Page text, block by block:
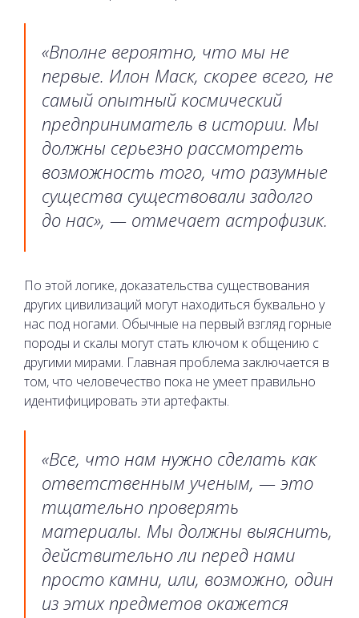
«Вполне вероятно, что мы не
первые. Илон Маск, скорее всего, не
самый опытный космический
предприниматель в истории. Мы
должны серьезно рассмотреть
возможность того, что разумные
существа существовали задолго
до нас», — отмечает астрофизик.
По этой логике, доказательства существования
других цивилизаций могут находиться буквально у
нас под ногами. Обычные на первый взгляд горные
породы и скалы могут стать ключом к общению с
другими мирами. Главная проблема заключается в
том, что человечество пока не умеет правильно
идентифицировать эти артефакты.
«Все, что нам нужно сделать как
ответственным ученым, — это
тщательно проверять
материалы. Мы должны выяснить,
действительно ли перед нами
просто камни, или, возможно, один
из этих предметов окажется